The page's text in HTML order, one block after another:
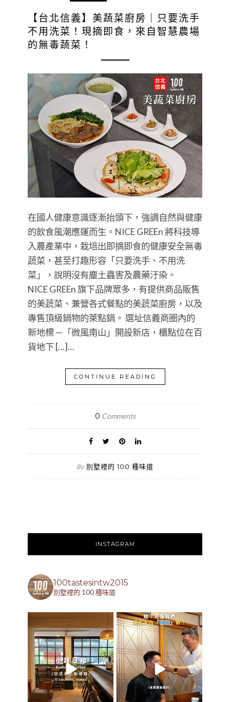
【台北信義】美蔬菜廚房｜只要洗手
不用洗菜！現摘即食，來自智慧農場
的無毒蔬菜！
在國人健康意識逐漸抬頭下，強調自然與健康
的飲食風潮應運而生。NICE GREEn 將科技導
入農產業中，栽培出即摘即食的健康安全無毒
蔬菜，甚至打趣形容「只要洗手、不用洗
菜」，說明沒有塵土蟲害及農藥汙染。
NICE GREEn 旗下品牌眾多，有提供商品販售
的美蔬菜、兼營各式餐點的美蔬菜廚房，以及
專售頂級鍋物的萊點鍋。 選址信義商圈內的
新地標 —「微風南山」開設新店，櫃點位在百
貨地下 […]…
CONTINUE READING
0 Comments
By 別墅裡的 100 種味道
INSTAGRAM
100tastesintw2015
別墅裡的 100 種味道